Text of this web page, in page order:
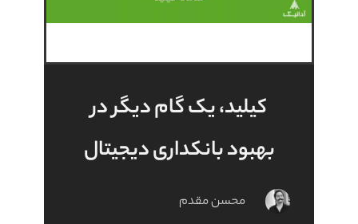
کیلید، یک گام دیگر در
بهبود بانکداری دیجیتال
محسن مقدم